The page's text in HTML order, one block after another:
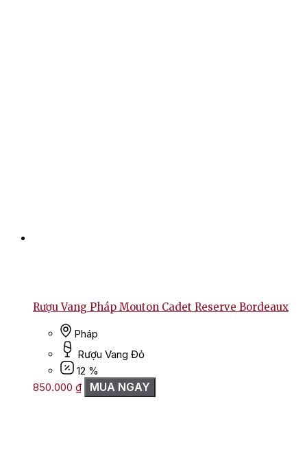
Rượu Vang Pháp Mouton Cadet Reserve Bordeaux
Pháp
Rượu Vang Đỏ
12 %
850.000 ₫ MUA NGAY